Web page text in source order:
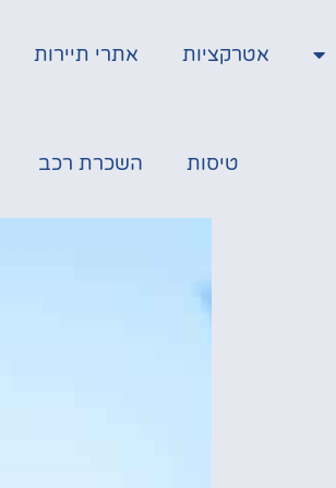
אטרקציות אתרי תיירות
טיסות השכרת רכב